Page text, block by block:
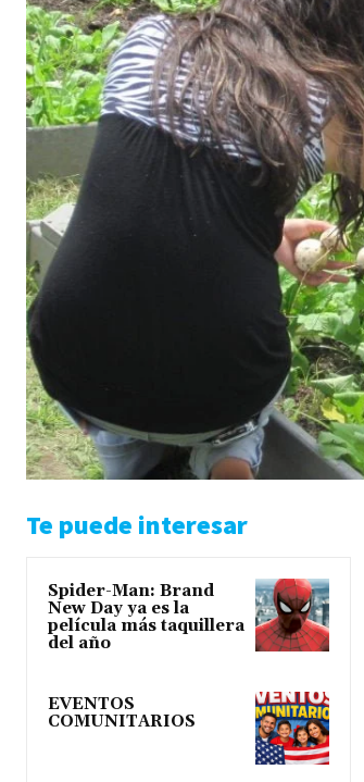
Te puede interesar
Spider-Man: Brand
New Day ya es la
película más taquillera
del año
EVENTOS
COMUNITARIOS